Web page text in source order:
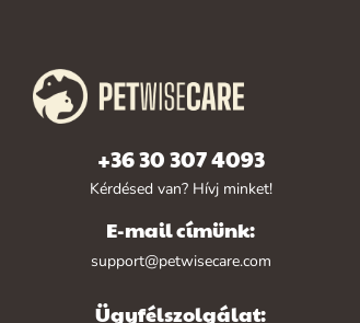
+36 30 307 4093
Kérdésed van? Hívj minket!
E-mail címünk:
support@petwisecare.com
Ügyfélszolgálat: